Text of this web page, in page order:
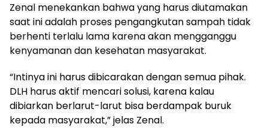
Zenal menekankan bahwa yang harus diutamakan
saat ini adalah proses pengangkutan sampah tidak
berhenti terlalu lama karena akan mengganggu
kenyamanan dan kesehatan masyarakat.
“Intinya ini harus dibicarakan dengan semua pihak.
DLH harus aktif mencari solusi, karena kalau
dibiarkan berlarut-larut bisa berdampak buruk
kepada masyarakat,” jelas Zenal.